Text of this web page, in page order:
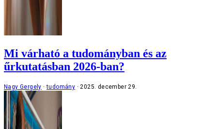
Mi várható a tudományban és az
űrkutatásban 2026-ban?
Nagy Gergely tudomány 2025. december 29.